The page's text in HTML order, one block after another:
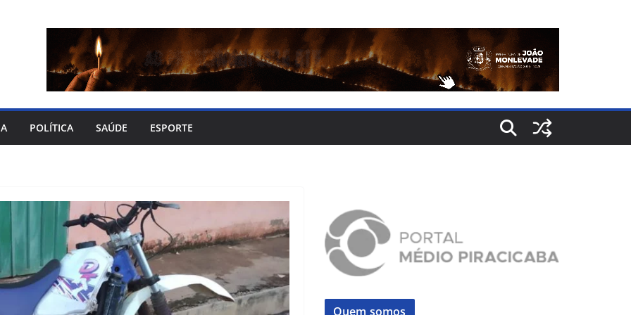
POLÍTICA SAÚDE ESPORTE
Quem somos